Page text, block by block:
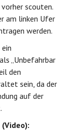
scouten.
am linken Ufer
werden.
„Unbefahrbar
den
sein, da der
auf der